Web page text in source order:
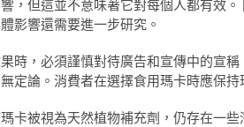
，但這並不意味著它對每個人都有效
影響還需要進一步研究。
時，必須謹慎對待廣告和宣傳中的宣
定論。消費者在選擇食用瑪卡時應保
卡被視為天然植物補充劑，仍存在一